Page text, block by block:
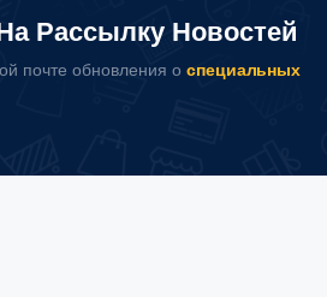
Рассылку Новостей
почте обновления о специальных